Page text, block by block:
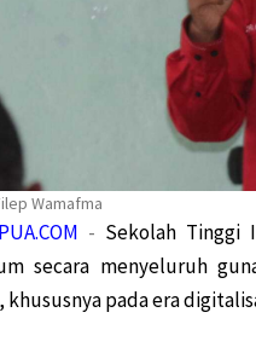
Wamafma
- Sekolah Tinggi
secara menyeluruh
khususnya pada era